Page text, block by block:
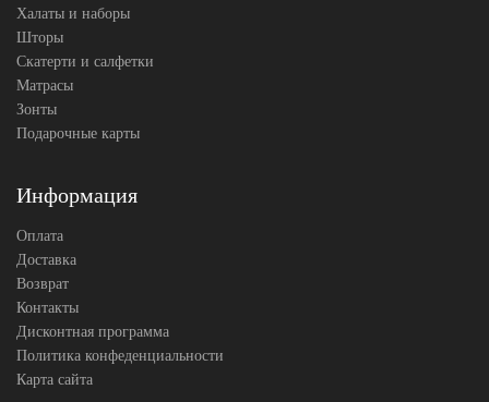
Халаты и наборы
Шторы
Скатерти и салфетки
Матрасы
Зонты
Подарочные карты
Информация
Оплата
Доставка
Возврат
Контакты
Дисконтная программа
Политика конфеденциальности
Карта сайта